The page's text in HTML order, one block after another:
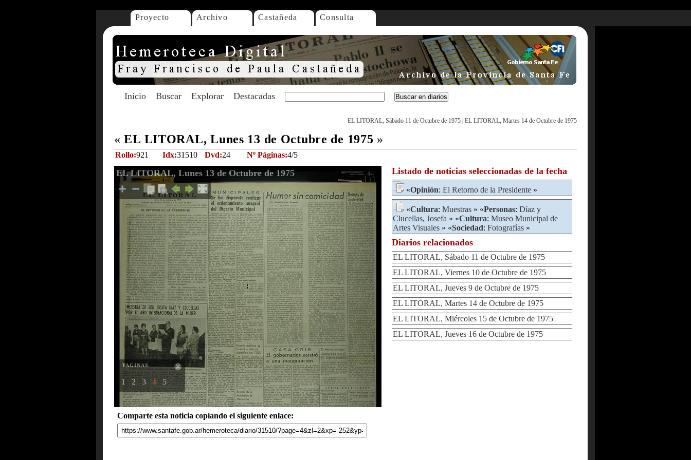
Proyecto Archivo Castañeda Consulta
Inicio Buscar Explorar Destacadas
EL LITORAL, Sábado 11 de Octubre de 1975 EL LITORAL, Martes 14 de Octubre de 1975
« EL LITORAL, Lunes 13 de Octubre de 1975 »
Rollo:921 Idx:31510 Dvd:24 Nº Páginas:4/5
EL LITORAL, Lunes 13 de Octubre de 1975
PAGINAS
1 2 3 4 5
Comparte esta noticia copiando el siguiente enlace:
Listado de noticias seleccionadas de la fecha
«Opinión: El Retorno de la Presidente »
«Cultura: Muestras » «Personas: Díaz y
Clucellas, Josefa » «Cultura: Museo Municipal de
Artes Visuales » «Sociedad: Fotografías »
Diarios relacionados
EL LITORAL, Sábado 11 de Octubre de 1975
EL LITORAL, Viernes 10 de Octubre de 1975
EL LITORAL, Jueves 9 de Octubre de 1975
EL LITORAL, Martes 14 de Octubre de 1975
EL LITORAL, Miércoles 15 de Octubre de 1975
EL LITORAL, Jueves 16 de Octubre de 1975